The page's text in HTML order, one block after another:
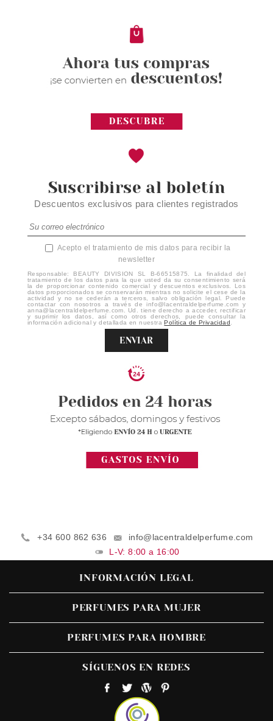
6.50€
Suscribirse al boletín
Descuentos exclusivos para clientes registrados
Acepto el tratamiento de mis datos para recibir la
newsletter
Responsable: BEAUTY DIVISION SL B-66515875. La finalidad del
tratamiento de los datos para la que usted da su consentimiento será
la de proporcionar contenido comercial y descuentos exclusivos. Los
datos proporcionados se conservarán mientras no solicite el cese de la
actividad y no se cederán a terceros, salvo obligación legal. Puede
contactar con nosotros a través de info@lacentraldelperfume.com y
anna@lacentraldelperfume.com. Ud. tiene derecho a acceder, rectificar
y suprimir los datos, así como otros derechos, puede consultar la
información adicional y detallada en nuestraPolítica de Privacidad
ENVIAR
+34 600 862 636
info@lacentraldelperfume.com
L-V: 8:00 a 16:00
INFORMACIÓN LEGAL
PERFUMES PARA MUJER
PERFUMES PARA HOMBRE
SÍGUENOS EN REDES